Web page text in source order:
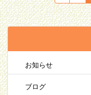
お知らせ
ブログ